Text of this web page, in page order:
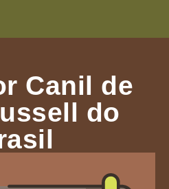
Canil de
do